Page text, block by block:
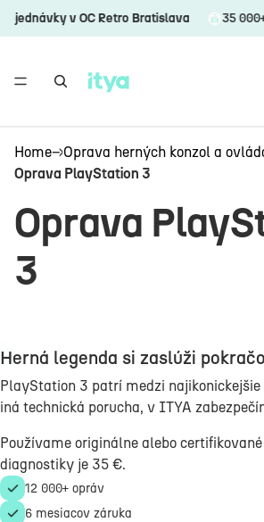
v OC Retro Bratislava 35 000+
Home→Oprava herných konzol a
Oprava PlayStation 3
Oprava
3
Herná legenda si zaslúži
PlayStation 3 patrí medzi
iná technická porucha, v ITYA
Používame originálne alebo
diagnostiky je 35 €.
12 000+ opráv
6 mesiacov záruka
Otvoriť obrázok na celú obrazovku